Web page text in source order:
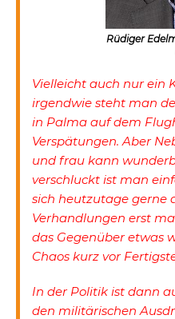
Rüdiger
Vielleicht auch nur ein
irgendwie steht man
in Palma auf dem
Verspätungen. Aber
und frau kann
verschluckt ist man
sich heutzutage gerne
Verhandlungen erst
das Gegenüber etwas
Chaos kurz vor
In der Politik ist dann
den militärischen